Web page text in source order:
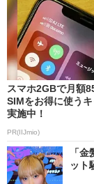
スマホ2GBで月額
SIMをお得に使う
実施中！
PR(IIJmio)
「
ット